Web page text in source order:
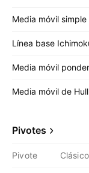
Media móvil
Línea base
Media móvil
Media móvil de
Pivotes
Pivote Clásico